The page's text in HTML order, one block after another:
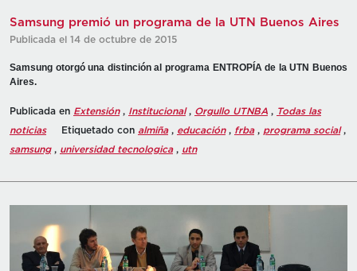
Samsung premió un programa de la UTN Buenos Aires
Publicada el 14 de octubre de 2015
Samsung otorgó una distinción al programa ENTROPÍA de la UTN Buenos
Aires.
Publicada en Extensión, Institucional, Orgullo UTNBA , Todas las
noticias
Etiquetado con almiña, educación, frba, programa social,
samsung, universidad tecnologica, utn